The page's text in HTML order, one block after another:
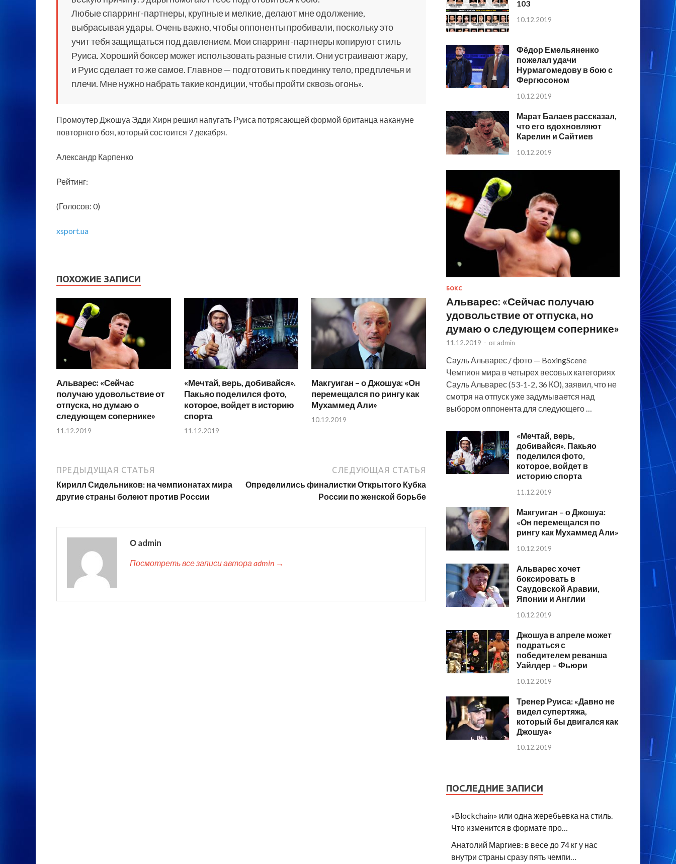
Любые спарринг-партнеры, крупные и мелкие, делают мне одолжение,
выбрасывая удары. Очень важно, чтобы оппоненты пробивали, поскольку это
учит тебя защищаться под давлением. Мои спарринг-партнеры копируют стиль
Руиса. Хороший боксер может использовать разные стили. Они устраивают жару,
и Руис сделает то же самое. Главное — подготовить к поединку тело, предплечья и
плечи. Мне нужно набрать такие кондиции, чтобы пройти сквозь огонь».
Промоутер Джошуа Эдди Хирн решил напугать Руиса потрясающей формой британца накануне
повторного боя, который состоится 7 декабря.
Александр Карпенко
Рейтинг:
(Голосов: 0)
xsport.ua
ПОХОЖИЕ ЗАПИСИ
Альварес: «Сейчас
получаю удовольствие от
отпуска, но думаю о
следующем сопернике»
11.12.2019
«Мечтай, верь, добивайся».
Пакьяо поделился фото,
которое, войдет в историю
спорта
11.12.2019
Макгуиган – о Джошуа: «Он
перемещался по рингу как
Мухаммед Али»
10.12.2019
ПРЕДЫДУЩАЯ СТАТЬЯ
Кирилл Сидельников: на чемпионатах мира
другие страны болеют против России
СЛЕДУЮЩАЯ СТАТЬЯ
Определились финалистки Открытого Кубка
России по женской борьбе
О admin
Посмотреть все записи автора admin →
103
10.12.2019
Фёдор Емельяненко
пожелал удачи
Нурмагомедову в бою с
Фергюсоном
10.12.2019
Марат Балаев рассказал,
что его вдохновляют
Карелин и Сайтиев
10.12.2019
БОКС
Альварес: «Сейчас получаю
удовольствие от отпуска, но
думаю о следующем сопернике»
11.12.2019 - от admin
Сауль Альварес / фото — BoxingScene
Чемпион мира в четырех весовых категориях
Сауль Альварес (53-1-2, 36 КО), заявил, что не
смотря на отпуск уже задумывается над
выбором оппонента для следующего …
«Мечтай, верь,
добивайся». Пакьяо
поделился фото,
которое, войдет в
историю спорта
11.12.2019
Макгуиган – о Джошуа:
«Он перемещался по
рингу как Мухаммед Али»
10.12.2019
Альварес хочет
боксировать в
Саудовской Аравии,
Японии и Англии
10.12.2019
Джошуа в апреле может
подраться с
победителем реванша
Уайлдер – Фьюри
10.12.2019
Тренер Руиса: «Давно не
видел супертяжа,
который бы двигался как
Джошуа»
10.12.2019
ПОСЛЕДНИЕ ЗАПИСИ
«Blockchain» или одна жеребьевка на стиль.
Что изменится в формате про…
Анатолий Маргиев: в весе до 74 кг у нас
внутри страны сразу пять чемпи…